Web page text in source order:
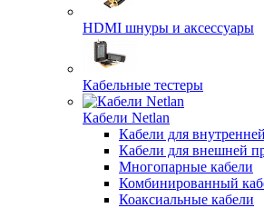
HDMI шнуры и аксессуары
Кабельные тестеры
Кабели Netlan
Кабели для
Кабели для внешней
Многопарные кабели
Комбинированный
Коаксиальные кабели